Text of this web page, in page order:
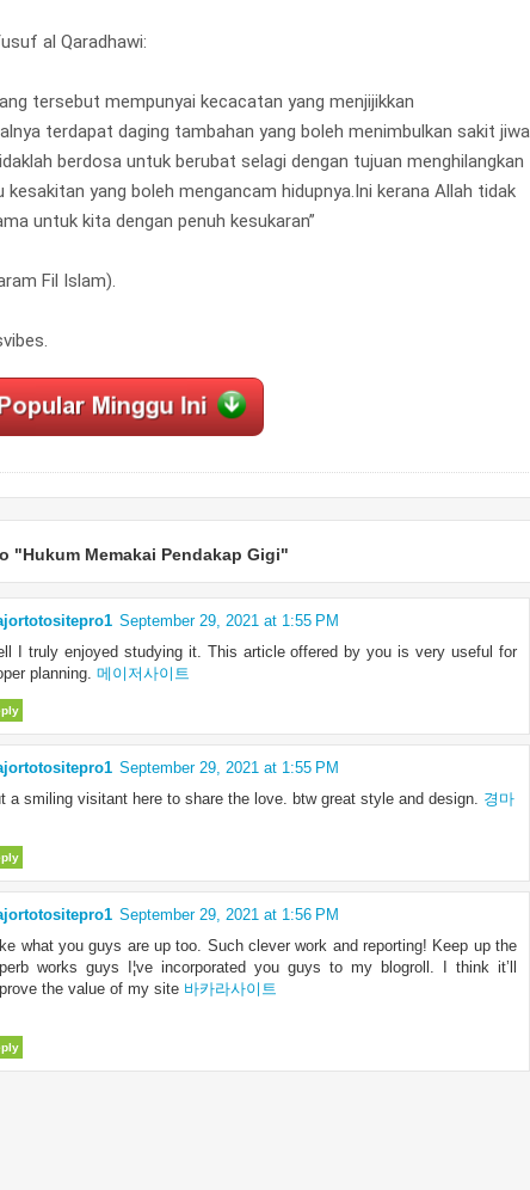
al Qaradhawi:
tersebut mempunyai kecacatan yang menjijikkan
terdapat daging tambahan yang boleh menimbulkan sakit jiwa
berdosa untuk berubat selagi dengan tujuan menghilangkan
yang boleh mengancam hidupnya.Ini kerana Allah tidak
untuk kita dengan penuh kesukaran”
Fil Islam).
"Hukum Memakai Pendakap Gigi"
September 29, 2021 at 1:55 PM
I truly enjoyed studying it. This article offered by you is very useful for
planning. 메이저사이트
September 29, 2021 at 1:55 PM
a smiling visitant here to share the love. btw great style and design. 경마
September 29, 2021 at 1:56 PM
what you guys are up too. Such clever work and reporting! Keep up the
works guys I¦ve incorporated you guys to my blogroll. I think it’ll
the value of my site 바카라사이트